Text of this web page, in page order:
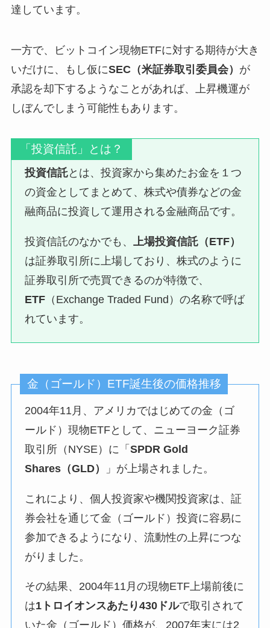
達しています。
一方で、ビットコイン現物ETFに対する期待が大き
いだけに、もし仮にSEC（米証券取引委員会） が
承認を却下するようなことがあれば、上昇機運が
しぼんでしまう可能性もあります。
「投資信託」とは？
投資信託とは、投資家から集めたお金を１つ
の資金としてまとめて、株式や債券などの金
融商品に投資して運用される金融商品です。
投資信託のなかでも、上場投資信託（ETF）
は証券取引所に上場しており、株式のように
証券取引所で売買できるのが特徴で、
ETF （Exchange Traded Fund）の名称で呼ば
れています。
金（ゴールド）ETF誕生後の価格推移
2004年11月、アメリカではじめての金（ゴ
ールド）現物ETFとして、ニューヨーク証券
取引所（NYSE）に「SPDR Gold
Shares（GLD）
」が上場されました。
これにより、個人投資家や機関投資家は、証
券会社を通じて金（ゴールド）投資に容易に
参加できるようになり、流動性の上昇につな
がりました。
その結果、2004年11月の現物ETF上場前後に
は1トロイオンスあたり430ドルで取引されて
いた金（ゴールド）価格が、2007年末には2